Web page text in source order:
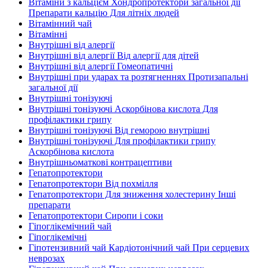
Вітаміни з кальцієм Хондропротектори загальної дії
Препарати кальцію Для літніх людей
Вітамінний чай
Вітамінні
Внутрішні від алергії
Внутрішні від алергії Від алергії для дітей
Внутрішні від алергії Гомеопатичні
Внутрішні при ударах та розтягненнях Протизапальні
загальної дії
Внутрішні тонізуючі
Внутрішні тонізуючі Аскорбінова кислота Для
профілактики грипу
Внутрішні тонізуючі Від геморою внутрішні
Внутрішні тонізуючі Для профілактики грипу
Аскорбінова кислота
Внутрішньоматкові контрацептиви
Гепатопротектори
Гепатопротектори Від похмілля
Гепатопротектори Для зниження холестерину Інші
препарати
Гепатопротектори Сиропи і соки
Гіпоглікемічний чай
Гіпоглікемічні
Гіпотензивний чай Кардіотонічний чай При серцевих
неврозах